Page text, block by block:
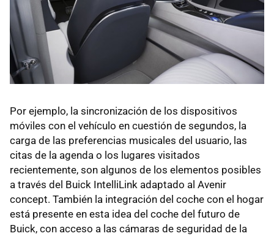
Por ejemplo, la sincronización de los dispositivos
móviles con el vehículo en cuestión de segundos, la
carga de las preferencias musicales del usuario, las
citas de la agenda o los lugares visitados
recientemente, son algunos de los elementos posibles
a través del Buick IntelliLink adaptado al Avenir
concept. También la integración del coche con el hogar
está presente en esta idea del coche del futuro de
Buick, con acceso a las cámaras de seguridad de la